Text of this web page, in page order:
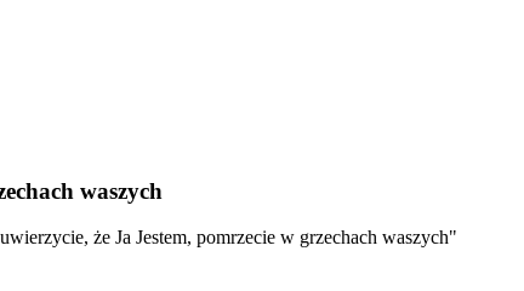
waszych
że Ja Jestem, pomrzecie w grzechach waszych"